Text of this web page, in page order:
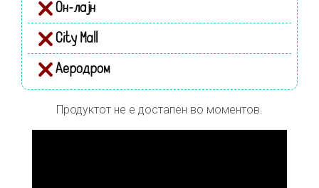
Он-лајн
City Mall
Аеродром
Продуктот не е достапен во моментов.